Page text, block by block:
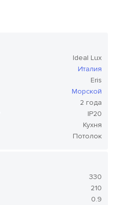
Ideal Lux
Италия
Eris
Морской
2 года
IP20
Кухня
Потолок
330
210
0.9